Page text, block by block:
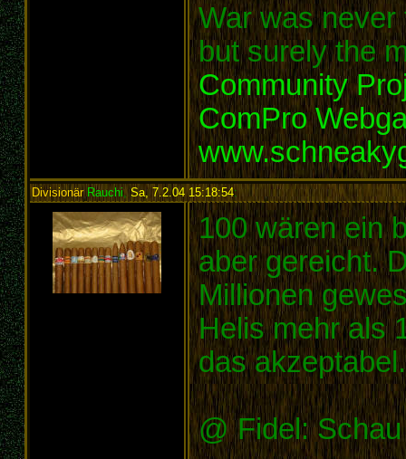
War was never
but surely the
Community
ComPro
DivisionärRauchi,Sa, 7.2.04 15:18:54:
100 wären ein
aber gereicht.
Millionen
Helis mehr als
das akzeptabel.
@ Fidel: